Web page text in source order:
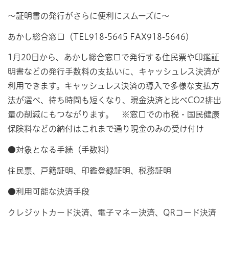
～証明書の発行がさらに便利にスムーズに～
あかし総合窓口（TEL918-5645 FAX918-5646）
1月20日から、あかし総合窓口で発行する住民票や印鑑証
明書などの発行手数料の支払いに、キャッシュレス決済が
利用できます。キャッシュレス決済の導入で多様な支払方
法が選べ、待ち時間も短くなり、現金決済と比べCO2排出
量の削減にもつながります。 ※窓口での市税・国民健康
保険料などの納付はこれまで通り現金のみの受け付け
●対象となる手続（手数料）
住民票、戸籍証明、印鑑登録証明、税務証明
●利用可能な決済手段
クレジットカード決済、電子マネー決済、QRコード決済